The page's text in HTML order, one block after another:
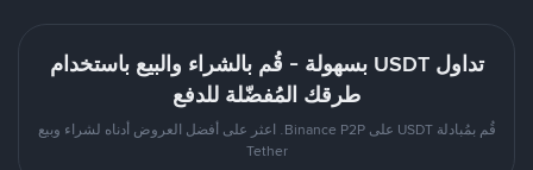
تداول USDT بسهولة - قُم بالشراء والبيع باستخدام
طرقك المُفضّلة للدفع
قُم بمُبادلة USDT على Binance P2P. اعثر على أفضل العروض أدناه لشراء وبيع
Tether